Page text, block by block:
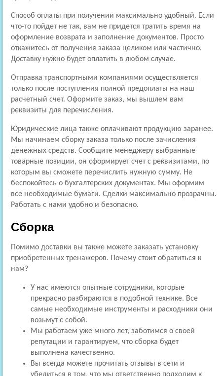
Способ оплаты при получении максимально удобный. Если
что-то пойдет не так, вам не придется тратить время на
оформление возврата и заполнение документов. Просто
откажитесь от получения заказа целиком или частично.
Доставку нужно будет оплатить в любом случае.
Отправка транспортными компаниями осуществляется
только после поступления полной предоплаты на наш
расчетный счет. Оформите заказ, мы вышлем вам
реквизиты для перечисления.
Юридические лица также оплачивают продукцию заранее.
Мы начинаем сборку заказа только после зачисления
денежных средств. Сообщите менеджеру выбранные
товарные позиции, он сформирует счет с реквизитами, по
которым вы сможете перечислить нужную сумму. Не
беспокойтесь о бухгалтерских документах. Мы оформим
все необходимые бумаги. Сделки максимально прозрачны.
Работать с нами удобно и безопасно.
Сборка
Помимо доставки вы также можете заказать установку
приобретенных тренажеров. Почему стоит обратиться к
нам?
У нас имеются опытные сотрудники, которые
прекрасно разбираются в подобной технике. Все
самые необходимые инструменты и расходники они
возьмут с собой.
Мы работаем уже много лет, заботимся о своей
репутации и гарантируем, что сборка будет
выполнена качественно.
Вы всегда можете прочитать отзывы в сети и